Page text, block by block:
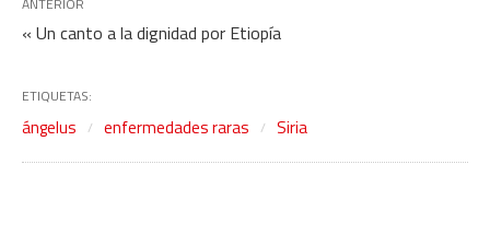
« Un canto a la dignidad por Etiopía
ETIQUETAS:
ángelus enfermedades raras Siria